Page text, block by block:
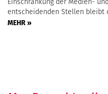
entscheidenden Stellen bleibt
MEHR »